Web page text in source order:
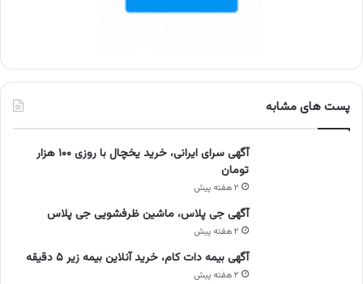
پست های مشابه
آگهی سرای ایرانی، خرید یخچال با روزی ۱۰۰ هزار
تومان
۲ هفته پیش
آگهی جی پلاس، ماشین ظرفشویی جی پلاس
۲ هفته پیش
آگهی بیمه دات کام، خرید آنلاین بیمه زیر ۵ دقیقه
۲ هفته پیش